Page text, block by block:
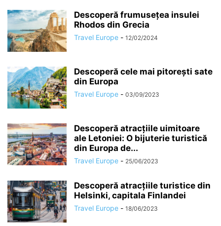
Descoperă frumusețea insulei
Rhodos din Grecia
Travel Europe - 12/02/2024
Descoperă cele mai pitorești sate
din Europa
Travel Europe - 03/09/2023
Descoperă atracțiile uimitoare
ale Letoniei: O bijuterie turistică
din Europa de...
Travel Europe - 25/06/2023
Descoperă atracțiile turistice din
Helsinki, capitala Finlandei
Travel Europe - 18/06/2023